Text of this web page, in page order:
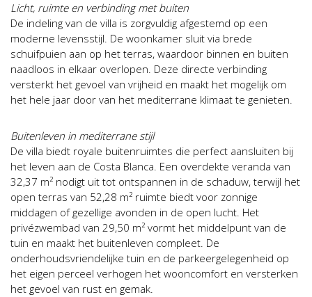
Licht, ruimte en verbinding met buiten
De indeling van de villa is zorgvuldig afgestemd op een
moderne levensstijl. De woonkamer sluit via brede
schuifpuien aan op het terras, waardoor binnen en buiten
naadloos in elkaar overlopen. Deze directe verbinding
versterkt het gevoel van vrijheid en maakt het mogelijk om
het hele jaar door van het mediterrane klimaat te genieten.
Buitenleven in mediterrane stijl
De villa biedt royale buitenruimtes die perfect aansluiten bij
het leven aan de Costa Blanca. Een overdekte veranda van
32,37 m² nodigt uit tot ontspannen in de schaduw, terwijl het
open terras van 52,28 m² ruimte biedt voor zonnige
middagen of gezellige avonden in de open lucht. Het
privézwembad van 29,50 m² vormt het middelpunt van de
tuin en maakt het buitenleven compleet. De
onderhoudsvriendelijke tuin en de parkeergelegenheid op
het eigen perceel verhogen het wooncomfort en versterken
het gevoel van rust en gemak.